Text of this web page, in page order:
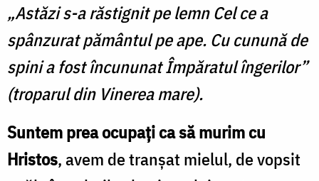
„Astăzi s-a răstignit pe lemn Cel ce a
spânzurat pământul pe ape. Cu cunună de
spini a fost încununat Împăratul îngerilor”
(troparul din Vinerea mare).
Suntem prea ocupaţi ca să murim cu
Hristos, avem de tranşat mielul, de vopsit